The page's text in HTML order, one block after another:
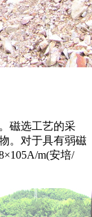
磁选工艺的采
。对于具有弱磁
m(安培/